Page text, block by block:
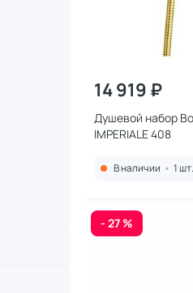
14 919 ₽
Душевой набор
IMPERIALE 408
В наличии • 1 шт.
- 27 %